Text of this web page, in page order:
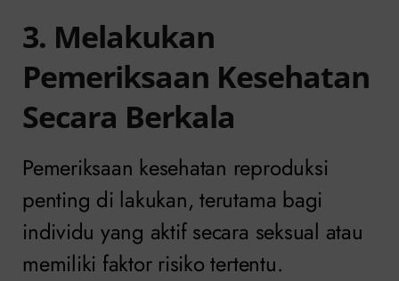
3. Melakukan
Pemeriksaan Kesehatan
Secara Berkala
Pemeriksaan kesehatan reproduksi
penting di lakukan, terutama bagi
individu yang aktif secara seksual atau
memiliki faktor risiko tertentu.